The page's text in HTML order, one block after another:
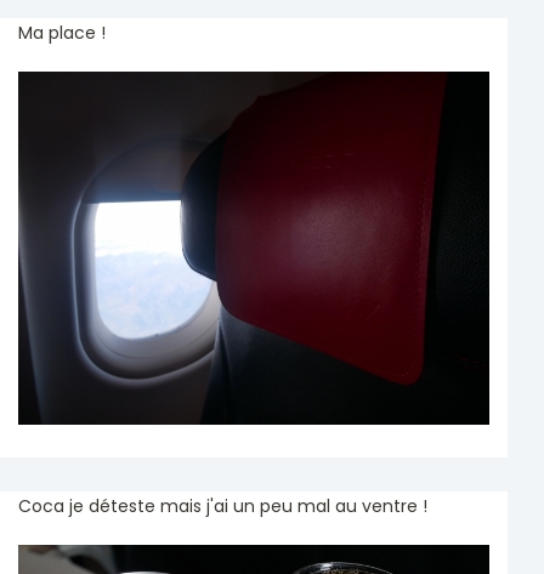
Ma place !
Coca je déteste mais j'ai un peu mal au ventre !